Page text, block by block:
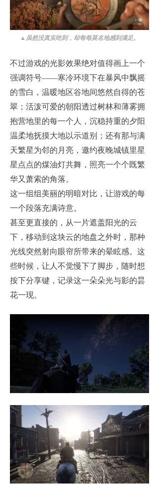
▲ 虽然没真实吃到，却每每莫名地感到满足。
不过游戏的光影效果绝对值得画上一个
强调符号——寒冷环境下在暴风中飘摇
的雪白，温暖地区谷地间悠然自得的苍
翠；活泼可爱的朝阳透过树林和薄雾拥
抱营地里的每一个人，沉稳持重的夕阳
温柔地抚摸大地以示道别；还有那与满
天繁星为邻的月亮，邀约夜晚城镇里星
星点点的煤油灯共舞，照亮一个个既繁
华又萧索的角落。
这一组组美丽的明暗对比，让游戏的每
一个段落充满诗意。
甚至更直接的，从一片遮盖阳光的云
下，移动到这块云的地盘之外时，那种
光线突然射向眼帘所带来的晕眩感。这
些时候，让人不觉慢下了脚步，随时想
按下分享键，记录这一朵朵光与影的昙
花一现。